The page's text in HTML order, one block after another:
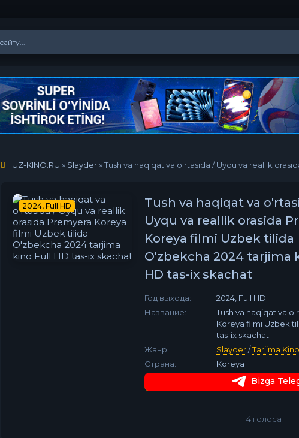
UZ-KINO.RU » Slayder» Tush va haqiqat va o'rtasida / Uyqu va reallik orasida Premyera Koreya
2024, Full HD
Tush va haqiqat va
Uyqu va reallik orasida
Koreya filmi Uzbek tilida
O'zbekcha 2024 tarjima
HD tas-ix skachat
Год выхода:
2024, Full HD
Название:
Tush va haqiqat va
Koreya filmi Uzbek
tas-ix skachat
Жанр:
Slayder/Tarjima
Страна:
Koreya
Bizga
4 голоса